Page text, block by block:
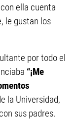
ella cuenta
le gustan los
por todo el
“¡Me
la Universidad,
sus padres.